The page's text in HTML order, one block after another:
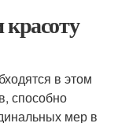
красоту
в этом
способно
мер в